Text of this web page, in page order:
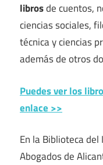
librosde cuentos,
ciencias sociales,
técnica y ciencias
además de otros
Puedes ver los
enlace >>
En la Biblioteca
Abogados de